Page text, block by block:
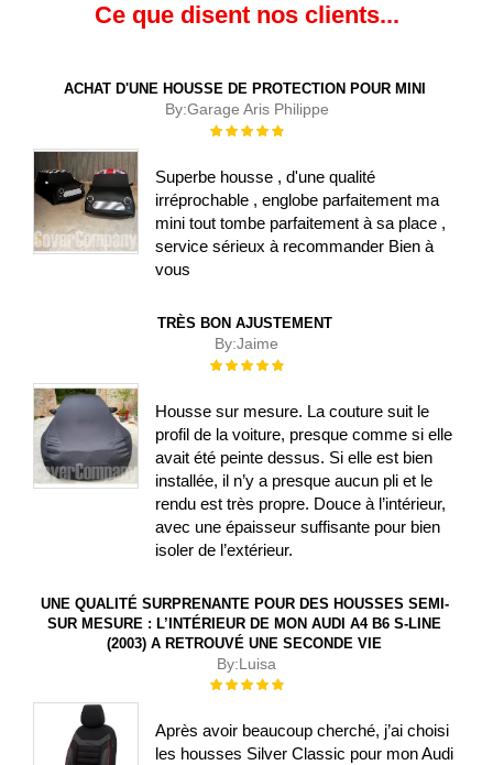
Ce que disent nos clients...
ACHAT D'UNE HOUSSE DE PROTECTION POUR MINI
By:Garage Aris Philippe
Évaluation :
Superbe housse , d'une qualité
irréprochable , englobe parfaitement ma
mini tout tombe parfaitement à sa place ,
service sérieux à recommander Bien à
vous
TRÈS BON AJUSTEMENT
By:Jaime
Évaluation :
Housse sur mesure. La couture suit le
profil de la voiture, presque comme si elle
avait été peinte dessus. Si elle est bien
installée, il n’y a presque aucun pli et le
rendu est très propre. Douce à l’intérieur,
avec une épaisseur suffisante pour bien
isoler de l’extérieur.
UNE QUALITÉ SURPRENANTE POUR DES HOUSSES SEMI-
SUR MESURE : L’INTÉRIEUR DE MON AUDI A4 B6 S-LINE
(2003) A RETROUVÉ UNE SECONDE VIE
By:Luisa
Évaluation :
Après avoir beaucoup cherché, j’ai choisi
les housses Silver Classic pour mon Audi